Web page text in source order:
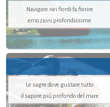
Navigare nei fiordi fa fiorire
emozioni profondissime
Le sagre dove gustare tutto
il sapore più profondo del mare